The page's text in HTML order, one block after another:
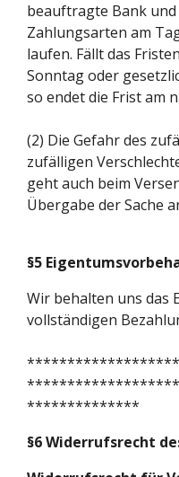
beauftragte Bank
Zahlungsarten am
laufen. Fällt das
Sonntag oder
so endet die Frist am
(2) Die Gefahr des
zufälligen
geht auch beim
Übergabe der Sache
§5
Wir behalten uns das
vollständigen
**************
§6 Widerrufsrecht